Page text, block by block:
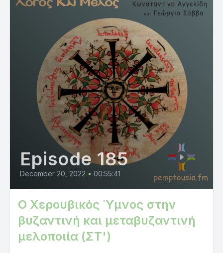
Episode 185
December 20, 2022 • 00:55:41
Ο Χερουβικός Ύμνος στην
βυζαντινή και μεταβυζαντινή
μελοποιία (ΣΤ')